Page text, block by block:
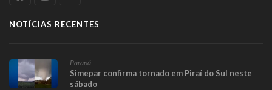
NOTÍCIAS RECENTES
Paraná
Simepar confirma tornado em Piraí do Sul neste
sábado